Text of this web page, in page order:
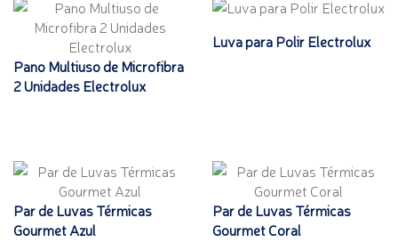
Pano Multiuso de Microfibra
2 Unidades Electrolux
Luva para Polir Electrolux
Par de Luvas Térmicas
Gourmet Azul
Par de Luvas Térmicas
Gourmet Coral